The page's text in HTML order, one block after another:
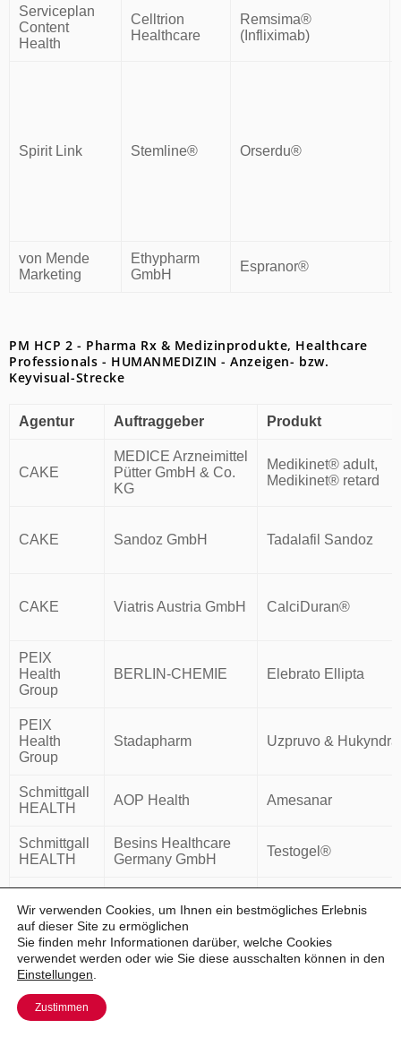
Serviceplan
Content
Health
Celltrion
Healthcare
Remsima®
(Infliximab)
Spirit Link Stemline® Orserdu®
von Mende
Marketing
Ethypharm
GmbH
Espranor®
PM HCP 2 - Pharma Rx & Medizinprodukte, Healthcare
Professionals - HUMANMEDIZIN - Anzeigen- bzw.
Keyvisual-Strecke
Agentur Auftraggeber Produkt
CAKE
MEDICE Arzneimittel
Pütter GmbH & Co.
KG
Medikinet® adult,
Medikinet® retard
CAKE Sandoz GmbH Tadalafil Sandoz
CAKE Viatris Austria GmbH CalciDuran®
PEIX
Health
Group
BERLIN-CHEMIE Elebrato Ellipta
PEIX
Health
Group
Stadapharm Uzpruvo & Hukyndra
Schmittgall
HEALTH
AOP Health Amesanar
Schmittgall
HEALTH
Besins Healthcare
Germany GmbH
Testogel®
HEALTH
Biotest AG
Serviceplan
Content
Health
Celltrion Healthcare Remsima®
Wir verwenden Cookies, um Ihnen ein bestmögliches Erlebnis
auf dieser Site zu ermöglichen
Sie finden mehr Informationen darüber, welche Cookies
verwendet werden oder wie Sie diese ausschalten können in den
Einstellungen
Zustimmen